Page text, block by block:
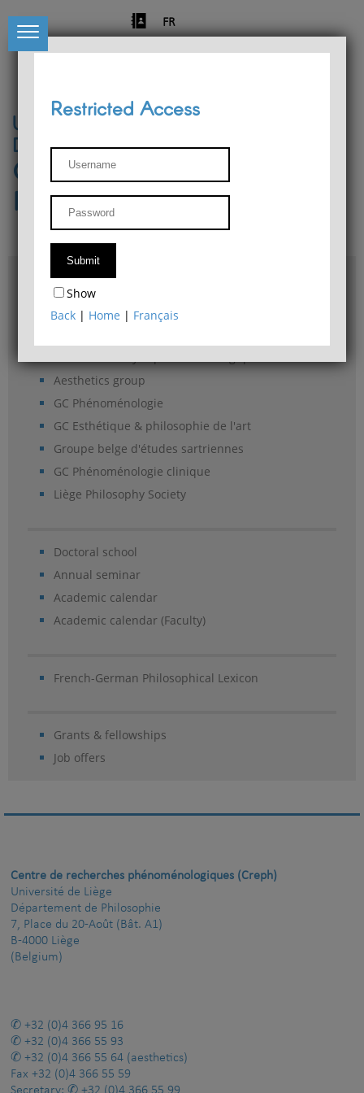
FR
University of Liège
Départment of Philosophy
Center for Phenomenological
Research
Access & maps
Philosophy Department Library
Aesthetics group
GC Phénoménologie
GC Esthétique & philosophie de l'art
Groupe belge d'études sartriennes
GC Phénoménologie clinique
Liège Philosophy Society
Doctoral school
Annual seminar
Academic calendar
Academic calendar (Faculty)
French-German Philosophical Lexicon
Grants & fellowships
Job offers
Restricted Access
Show
Back | Home | Français
Centre de recherches phénoménologiques (Creph)
Université de Liège
Département de Philosophie
7, Place du 20-Août (Bât. A1)
B-4000 Liège
(Belgium)
+32 (0)4 366 95 16
+32 (0)4 366 55 93
+32 (0)4 366 55 64 (aesthetics)
Fax +32 (0)4 366 55 59